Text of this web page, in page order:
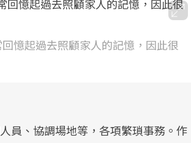
憶起過去照顧家人的記憶，因此很
員、協調場地等，各項繁瑣事務。作